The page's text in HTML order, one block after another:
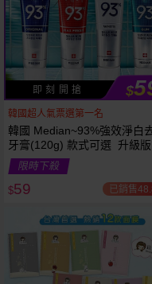
即 刻 開 搶 $
韓國超人氣票選第一名
韓國 Median~93%強效淨白
牙膏(120g) 款式可選 升級版
限時下殺
$59 已銷售